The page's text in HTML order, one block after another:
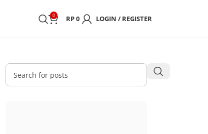
0 RP0 LOGIN / REGISTER